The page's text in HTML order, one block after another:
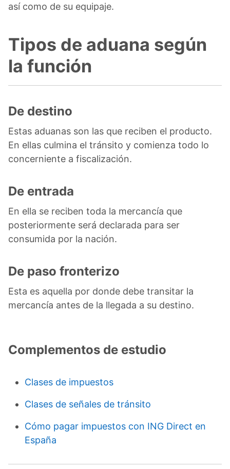
así como de su equipaje.
Tipos de aduana según
la función
De destino
Estas aduanas son las que reciben el producto.
En ellas culmina el tránsito y comienza todo lo
concerniente a fiscalización.
De entrada
En ella se reciben toda la mercancía que
posteriormente será declarada para ser
consumida por la nación.
De paso fronterizo
Esta es aquella por donde debe transitar la
mercancía antes de la llegada a su destino.
Complementos de estudio
Clases de impuestos
Clases de señales de tránsito
Cómo pagar impuestos con ING Direct en
España